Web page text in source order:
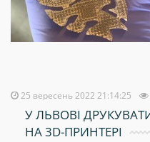
25 вересень 2022 21:14:25
У ЛЬВОВІ
НА 3D-ПРИНТЕРІ